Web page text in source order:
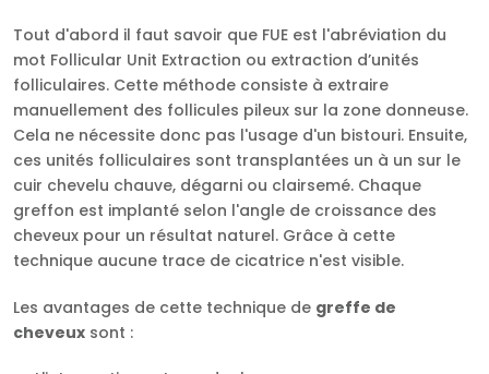
Tout d'abord il faut savoir que FUE est l'abréviation du
mot Follicular Unit Extraction ou extraction d’unités
folliculaires. Cette méthode consiste à extraire
manuellement des follicules pileux sur la zone donneuse.
Cela ne nécessite donc pas l'usage d'un bistouri. Ensuite,
ces unités folliculaires sont transplantées un à un sur le
cuir chevelu chauve, dégarni ou clairsemé. Chaque
greffon est implanté selon l'angle de croissance des
cheveux pour un résultat naturel. Grâce à cette
technique aucune trace de cicatrice n'est visible.
Les avantages de cette technique de greffe de
cheveux sont :